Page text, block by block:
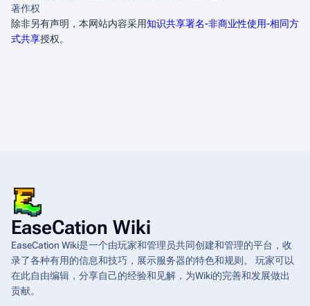
著作权
除非另有声明，本网站内容采用知识共享署名-非商业性使用-相同方
式共享授权。
EaseCation Wiki
EaseCation Wiki是一个由玩家和管理员共同创建和管理的平台，收
录了各种有用的信息和技巧，展示服务器的特色和规则。 玩家可以
在此自由编辑，分享自己的经验和见解，为Wiki的完善和发展做出
贡献。